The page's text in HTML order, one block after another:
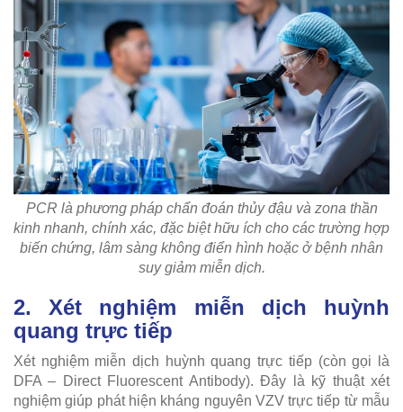
PCR là phương pháp chẩn đoán thủy đậu và zona thần
kinh nhanh, chính xác, đặc biệt hữu ích cho các trường hợp
biến chứng, lâm sàng không điển hình hoặc ở bệnh nhân
suy giảm miễn dịch.
2. Xét nghiệm miễn dịch huỳnh
quang trực tiếp
Xét nghiệm miễn dịch huỳnh quang trực tiếp (còn gọi là
DFA – Direct Fluorescent Antibody). Đây là kỹ thuật xét
nghiệm giúp phát hiện kháng nguyên VZV trực tiếp từ mẫu